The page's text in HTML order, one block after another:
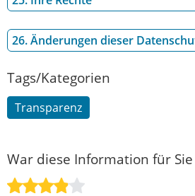
26. Änderungen dieser
Tags/Kategorien
Transparenz
War diese Information für